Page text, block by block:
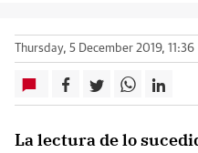
Thursday, 5 December 2019, 11:36
La lectura de lo